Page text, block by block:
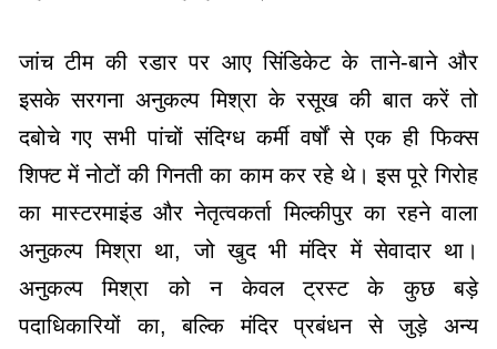
जांच टीम की रडार पर आए सिंडिकेट के ताने-बाने और
इसके सरगना अनुकल्प मिश्रा के रसूख की बात करें तो
दबोचे गए सभी पांचों संदिग्ध कर्मी वर्षों से एक ही फिक्स
शिफ्ट में नोटों की गिनती का काम कर रहे थे। इस पूरे गिरोह
का मास्टरमाइंड और नेतृत्वकर्ता मिल्कीपुर का रहने वाला
अनुकल्प मिश्रा था, जो खुद भी मंदिर में सेवादार था।
अनुकल्प मिश्रा को न केवल ट्रस्ट के कुछ बड़े
पदाधिकारियों का, बल्कि मंदिर प्रबंधन से जुड़े अन्य